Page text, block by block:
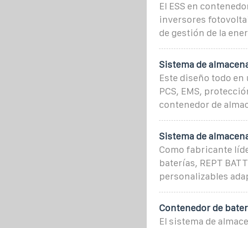
El ESS en
inversores
de gestión de la
Sistema de
Este diseño todo
PCS, EMS,
contenedor de
Sistema de
Como fabricante
baterías, REPT
personalizables
Contenedor de
El sistema de